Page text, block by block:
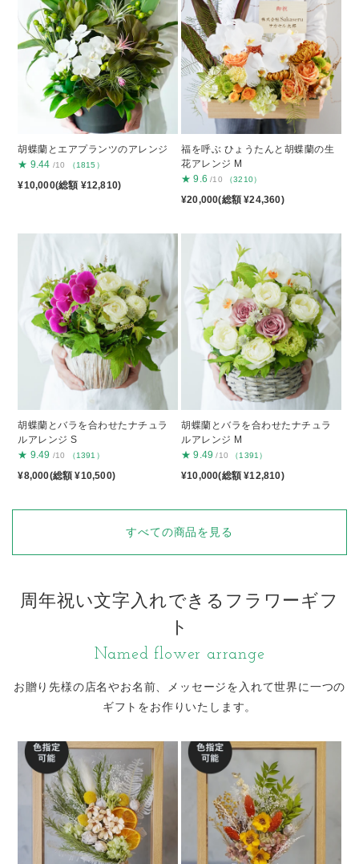
胡蝶蘭とエアプランツのアレンジ
★ 9.44 /10 （1815）
¥10,000(総額 ¥12,810)
福を呼ぶ ひょうたんと胡蝶蘭の生
花アレンジ M
★ 9.6 /10 （3210）
¥20,000(総額 ¥24,360)
胡蝶蘭とバラを合わせたナチュラ
ルアレンジ S
★ 9.49 /10 （1391）
¥8,000(総額 ¥10,500)
胡蝶蘭とバラを合わせたナチュラ
ルアレンジ M
★ 9.49 /10 （1391）
¥10,000(総額 ¥12,810)
すべての商品を見る
周年祝い文字入れできるフラワーギフ
ト
Named flower arrange
お贈り先様の店名やお名前、メッセージを入れて世界に一つの
ギフトをお作りいたします。